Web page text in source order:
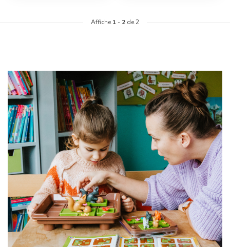
Affiche 1 - 2 de 2